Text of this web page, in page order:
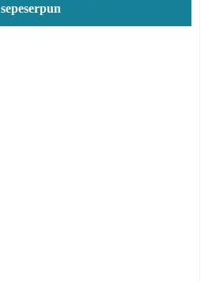
sepeserpun